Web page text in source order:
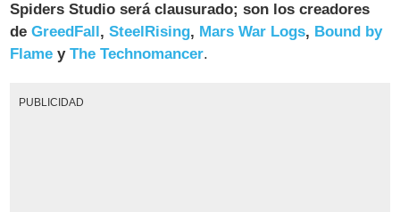
Spiders Studio será clausurado; son los creadores
deGreedFall,SteelRising, Mars War Logs, Bound by
Flame yThe Technomancer.
PUBLICIDAD